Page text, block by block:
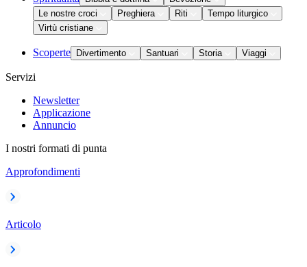
Le nostre croci
Preghiera Riti
Tempo liturgico
Virtù cristiane
Scoperte Divertimento Santuari Storia Viaggi
Servizi
Newsletter
Applicazione
Annuncio
I nostri formati di punta
Approfondimenti
Articolo